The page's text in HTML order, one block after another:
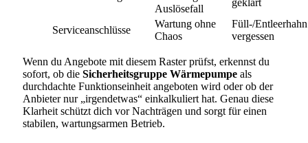
Auslösefall
geklärt
Serviceanschlüsse
Wartung ohne
Chaos
Füll-/Entleerhahn
vergessen
Wenn du Angebote mit diesem Raster prüfst, erkennst du
sofort, ob die Sicherheitsgruppe Wärmepumpe als
durchdachte Funktionseinheit angeboten wird oder ob der
Anbieter nur „irgendetwas“ einkalkuliert hat. Genau diese
Klarheit schützt dich vor Nachträgen und sorgt für einen
stabilen, wartungsarmen Betrieb.